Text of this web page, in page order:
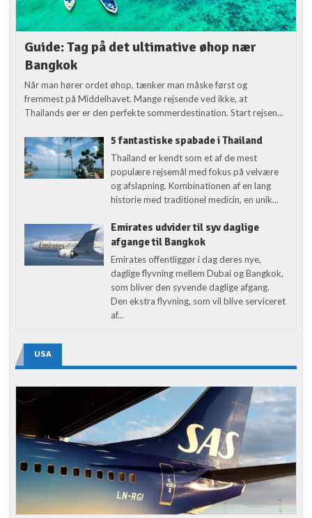
Guide: Tag på det ultimative øhop nær
Bangkok
Når man hører ordet øhop, tænker man måske først og
fremmest på Middelhavet. Mange rejsende ved ikke, at
Thailands øer er den perfekte sommerdestination. Start rejsen...
5 fantastiske spabade i Thailand
Thailand er kendt som et af de mest
populære rejsemål med fokus på velvære
og afslapning. Kombinationen af en lang
historie med traditionel medicin, en unik...
Emirates udvider til syv daglige
afgange til Bangkok
Emirates offentliggør i dag deres nye,
daglige flyvning mellem Dubai og Bangkok,
som bliver den syvende daglige afgang.
Den ekstra flyvning, som vil blive serviceret
af...
USA